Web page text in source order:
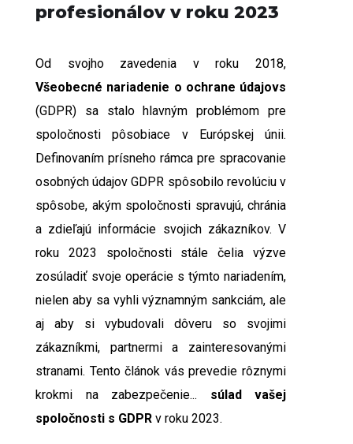
profesionálov v roku 2023
Od svojho zavedenia v roku 2018,
Všeobecné nariadenie o ochrane údajovs
(GDPR) sa stalo hlavným problémom pre
spoločnosti pôsobiace v Európskej únii.
Definovaním prísneho rámca pre spracovanie
osobných údajov GDPR spôsobilo revolúciu v
spôsobe, akým spoločnosti spravujú, chránia
a zdieľajú informácie svojich zákazníkov. V
roku 2023 spoločnosti stále čelia výzve
zosúladiť svoje operácie s týmto nariadením,
nielen aby sa vyhli významným sankciám, ale
aj aby si vybudovali dôveru so svojimi
zákazníkmi, partnermi a zainteresovanými
stranami. Tento článok vás prevedie rôznymi
krokmi na zabezpečenie... súlad vašej
spoločnosti s GDPR v roku 2023.